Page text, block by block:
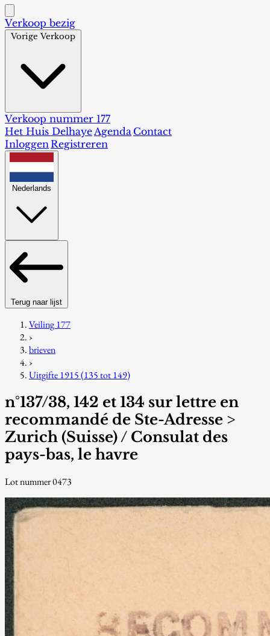
Verkoop bezig
Vorige Verkoop
Verkoop nummer 177
Het Huis DelhayeAgenda Contact
InloggenRegistreren
Nederlands
Terug naar lijst
Veiling 177
›
brieven
›
Uitgifte 1915 (135 tot 149)
n°137/38, 142 et 134 sur lettre en
recommandé de Ste-Adresse >
Zurich (Suisse) / Consulat des
pays-bas, le havre
Lot nummer 0473